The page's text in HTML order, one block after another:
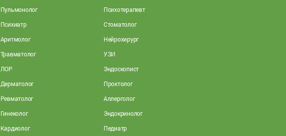
Пульмонолог
Психотерапевт
Психиатр
Стоматолог
Аритмолог
Нейрохирург
Травматолог
УЗИ
ЛОР
Эндоскопист
Дерматолог
Проктолог
Ревматолог
Аллерголог
Гинеколог
Эндокринолог
Кардиолог Педиатр